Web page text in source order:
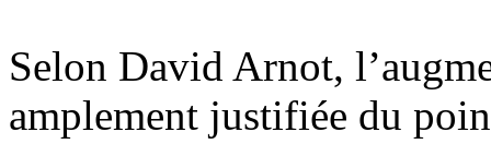
Selon David Arnot,
amplement justifiée du